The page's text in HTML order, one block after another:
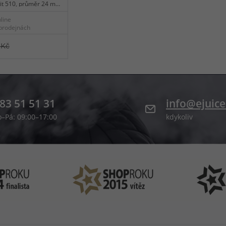
510, průměr 24 mm,
snadná
51 51 31
09:00–17:00 kdykoliv